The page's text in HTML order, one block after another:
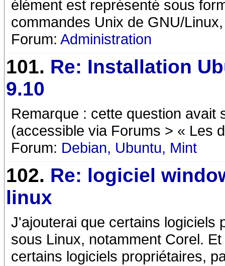
élément est représenté sous
commandes Unix de GNU/
Forum: Administration
101. Re: Installation
9.10
Remarque : cette question avait
(accessible via Forums > « Les
Forum: Debian, Ubuntu, Mint
102. Re: logiciel
linux
J'ajouterai que certains logiciels
sous Linux, notamment Corel.
certains logiciels propriétaires,